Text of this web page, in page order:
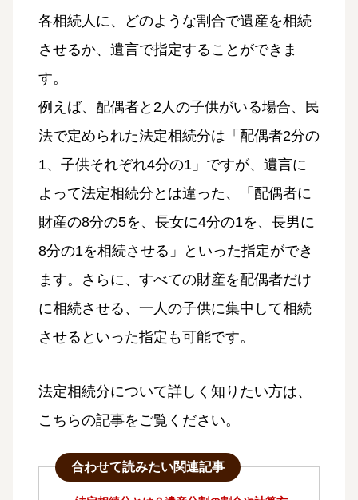
各相続人に、どのような割合で遺産を相続
させるか、遺言で指定することができま
す。
例えば、配偶者と2人の子供がいる場合、民
法で定められた法定相続分は「配偶者2分の
1、子供それぞれ4分の1」ですが、遺言に
よって法定相続分とは違った、「配偶者に
財産の8分の5を、長女に4分の1を、長男に
8分の1を相続させる」といった指定ができ
ます。さらに、すべての財産を配偶者だけ
に相続させる、一人の子供に集中して相続
させるといった指定も可能です。
法定相続分について詳しく知りたい方は、
こちらの記事をご覧ください。
合わせて読みたい関連記事